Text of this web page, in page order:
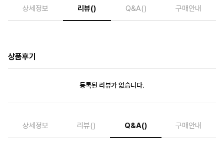
상세정보 리뷰() Q&A() 구매안내
상품후기
등록된 리뷰가 없습니다.
상세정보 리뷰() Q&A() 구매안내